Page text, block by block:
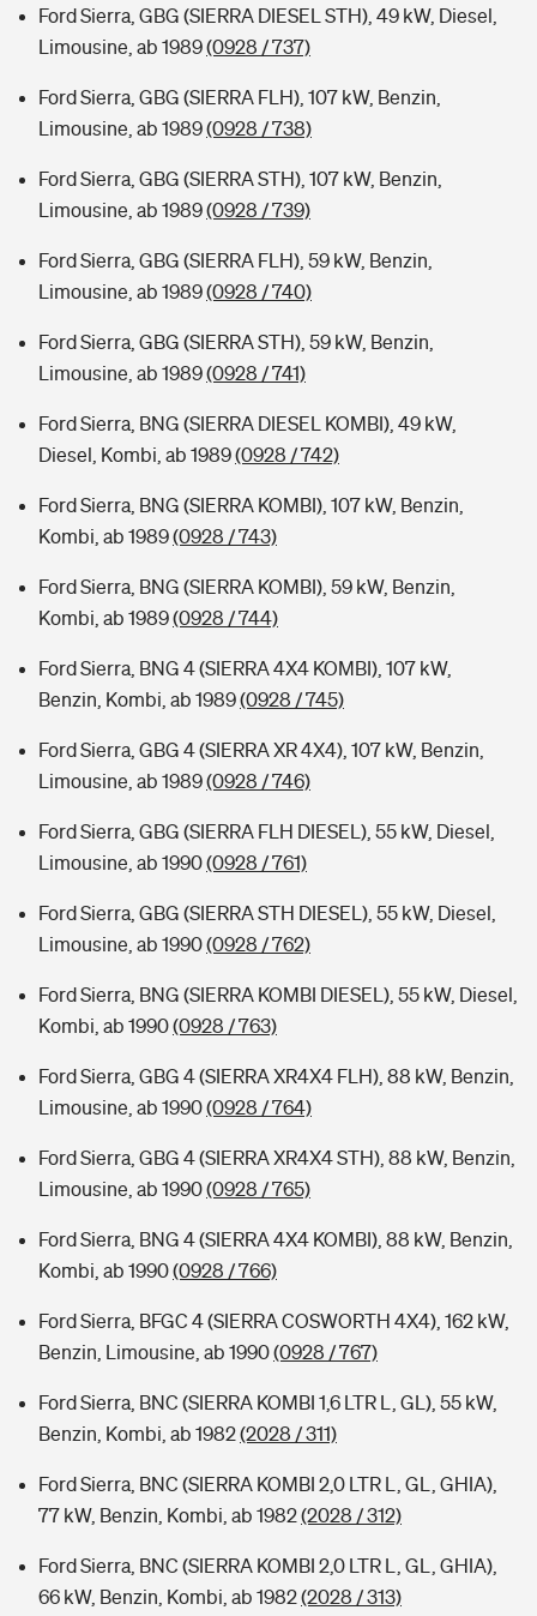
Ford Sierra, GBG (SIERRA DIESEL STH), 49 kW, Diesel,
Limousine, ab 1989(0928 / 737)
Ford Sierra, GBG (SIERRA FLH), 107 kW, Benzin,
Limousine, ab 1989(0928 / 738)
Ford Sierra, GBG (SIERRA STH), 107 kW, Benzin,
Limousine, ab 1989(0928 / 739)
Ford Sierra, GBG (SIERRA FLH), 59 kW, Benzin,
Limousine, ab 1989(0928 / 740)
Ford Sierra, GBG (SIERRA STH), 59 kW, Benzin,
Limousine, ab 1989(0928 / 741)
Ford Sierra, BNG (SIERRA DIESEL KOMBI), 49 kW,
Diesel, Kombi, ab 1989(0928 / 742)
Ford Sierra, BNG (SIERRA KOMBI), 107 kW, Benzin,
Kombi, ab 1989(0928 / 743)
Ford Sierra, BNG (SIERRA KOMBI), 59 kW, Benzin,
Kombi, ab 1989(0928 / 744)
Ford Sierra, BNG 4 (SIERRA 4X4 KOMBI), 107 kW,
Benzin, Kombi, ab 1989(0928 / 745)
Ford Sierra, GBG 4 (SIERRA XR 4X4), 107 kW, Benzin,
Limousine, ab 1989(0928 / 746)
Ford Sierra, GBG (SIERRA FLH DIESEL), 55 kW, Diesel,
Limousine, ab 1990(0928 / 761)
Ford Sierra, GBG (SIERRA STH DIESEL), 55 kW, Diesel,
Limousine, ab 1990(0928 / 762)
Ford Sierra, BNG (SIERRA KOMBI DIESEL), 55 kW, Diesel,
Kombi, ab 1990(0928 / 763)
Ford Sierra, GBG 4 (SIERRA XR4X4 FLH), 88 kW, Benzin,
Limousine, ab 1990(0928 / 764)
Ford Sierra, GBG 4 (SIERRA XR4X4 STH), 88 kW, Benzin,
Limousine, ab 1990(0928 / 765)
Ford Sierra, BNG 4 (SIERRA 4X4 KOMBI), 88 kW, Benzin,
Kombi, ab 1990(0928 / 766)
Ford Sierra, BFGC 4 (SIERRA COSWORTH 4X4), 162 kW,
Benzin, Limousine, ab 1990(0928 / 767)
Ford Sierra, BNC (SIERRA KOMBI 1,6 LTR L, GL), 55 kW,
Benzin, Kombi, ab 1982(2028 / 311)
Ford Sierra, BNC (SIERRA KOMBI 2,0 LTR L, GL, GHIA),
77 kW, Benzin, Kombi, ab 1982(2028 / 312)
Ford Sierra, BNC (SIERRA KOMBI 2,0 LTR L, GL, GHIA),
66 kW, Benzin, Kombi, ab 1982(2028 / 313)